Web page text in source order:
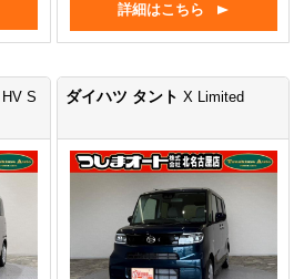
詳細はこちら
HV S ダイハツ タントX Limited